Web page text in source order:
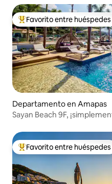
De los mejores en Favorito
Favorito entre huéspedes
Departamento en Amapas
Sayan Beach 9F,
De los mejores en Favorito
Favorito entre huéspedes